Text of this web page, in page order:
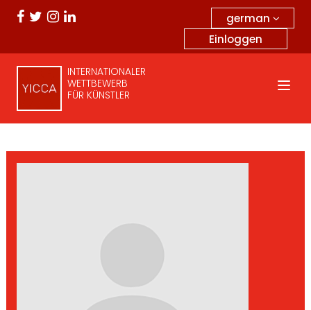
german
Einloggen
INTERNATIONALER
WETTBEWERB
FÜR KÜNSTLER